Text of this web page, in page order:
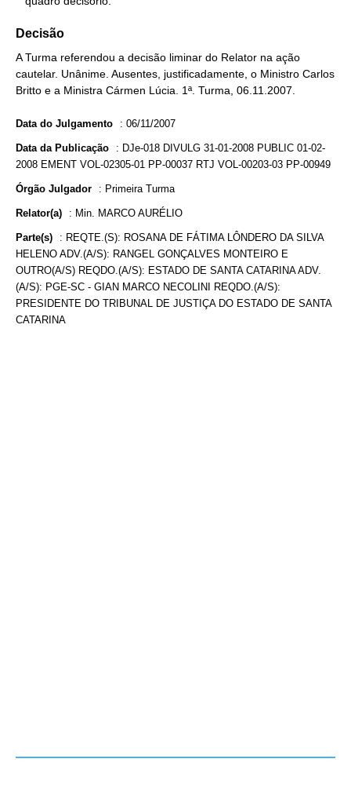
Decisão
A Turma referendou a decisão liminar do Relator na ação
cautelar. Unânime. Ausentes, justificadamente, o Ministro Carlos
Britto e a Ministra Cármen Lúcia. 1ª. Turma, 06.11.2007.
Data do Julgamento : 06/11/2007
Data da Publicação : DJe-018 DIVULG 31-01-2008 PUBLIC 01-02-
2008 EMENT VOL-02305-01 PP-00037 RTJ VOL-00203-03 PP-00949
Órgão Julgador : Primeira Turma
Relator(a) : Min. MARCO AURÉLIO
Parte(s) : REQTE.(S): ROSANA DE FÁTIMA LÔNDERO DA SILVA
HELENO ADV.(A/S): RANGEL GONÇALVES MONTEIRO E
OUTRO(A/S) REQDO.(A/S): ESTADO DE SANTA CATARINA ADV.
(A/S): PGE-SC - GIAN MARCO NECOLINI REQDO.(A/S):
PRESIDENTE DO TRIBUNAL DE JUSTIÇA DO ESTADO DE SANTA
CATARINA